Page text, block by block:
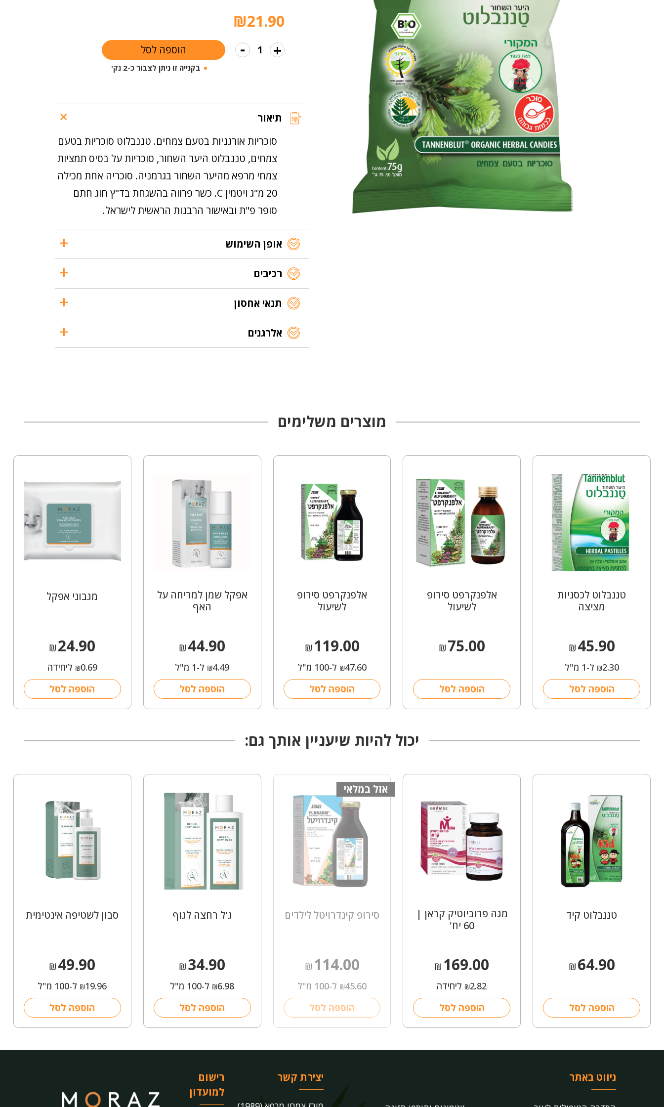
₪21.90
+ כמות
צמחים
- הוספה לסל
בקנייה זו ניתן לצבור כ-2 נק'
תיאור
סוכריות אורגניות בטעם צמחים. טננבלוט סוכריות בטעם
צמחים, טננבלוט היער השחור, סוכריות על בסיס תמציות
צמחי מרפא מהיער השחור בגרמניה. סוכריה אחת מכילה
20 מ"ג ויטמין C. כשר פרווה בהשגחת בד"ץ חוג חתם
סופר פ"ת ובאישור הרבנות הראשית לישראל.
אופן השימוש
רכיבים
תנאי אחסון
אלרגנים
מוצרים משלימים
טננבלוט לכסניות
מציצה
₪45.90
₪2.30 ל-1 מ"ל
הוספה לסל
אלפנקרפט סירופ
לשיעול
₪75.00
הוספה לסל
אלפנקרפט סירופ
לשיעול
₪ 119.00
₪47.60 ל-100 מ"ל
הוספה לסל
אפקל שמן למריחה על
האף
₪44.90
₪4.49 ל-1 מ"ל
הוספה לסל
מגבוני אפקל
₪24.90
₪0.69 ליחידה
הוספה לסל
יכול להיות שיעניין אותך גם:
טננבלוט קיד
₪64.90
הוספה לסל
מגה פרוביוטיק קראן |
60 יח'
₪ 169.00
₪2.82 ליחידה
הוספה לסל
אזל במלאי
סירופ קינדרויטל לילדים
₪ 114.00
₪45.60 ל-100 מ"ל
הוספה לסל
ג'ל רחצה לגוף
₪34.90
₪6.98 ל-100 מ"ל
הוספה לסל
סבון לשטיפה אינטימית
₪49.90
₪19.96 ל-100 מ"ל
הוספה לסל
ניווט באתר יצירת קשר
רישום
למועדון